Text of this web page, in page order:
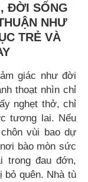
ĐỜI SỐNG
NHƯ
TRẺ VÀ
giác như đời
thoạt nhìn chỉ
nghẹt thở, chỉ
tương lai. Nếu
vùi bao dự
bào mòn sức
trong đau đớn,
bỏ quên. Nhà tù